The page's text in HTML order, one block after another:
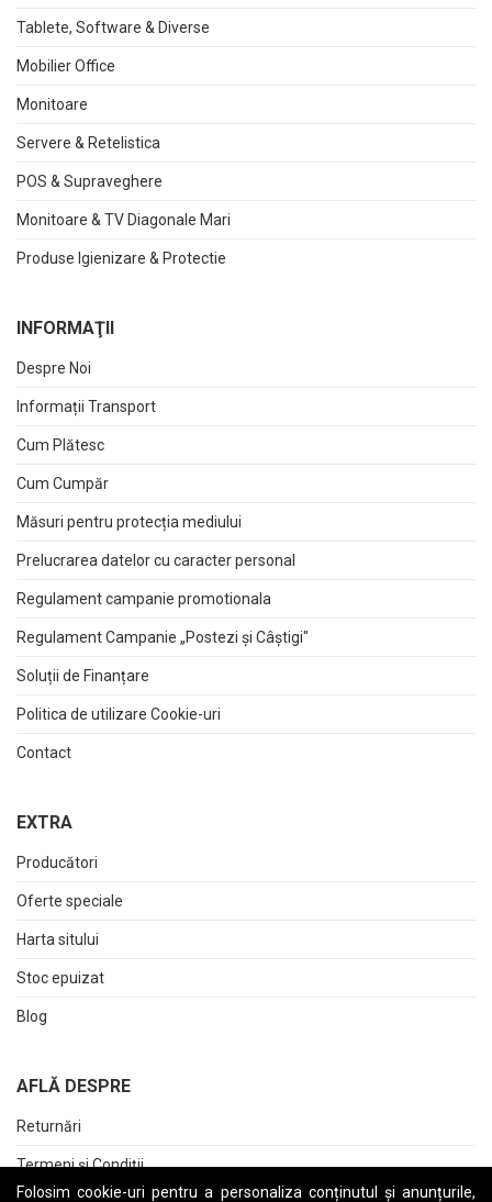
Folosim cookie-uri pentru a personaliza conținutul și anunțurile,
Tablete, Software & Diverse
Mobilier Office
Monitoare
Servere & Retelistica
POS & Supraveghere
Monitoare & TV Diagonale Mari
Produse Igienizare & Protectie
INFORMAŢII
Despre Noi
Informații Transport
Cum Plătesc
Cum Cumpăr
Măsuri pentru protecția mediului
Prelucrarea datelor cu caracter personal
Regulament campanie promotionala
Regulament Campanie „Postezi și Câștigi"
Soluții de Finanțare
Politica de utilizare Cookie-uri
Contact
EXTRA
Producători
Oferte speciale
Harta sitului
Stoc epuizat
Blog
AFLĂ DESPRE
Returnări
Termeni și Condiții